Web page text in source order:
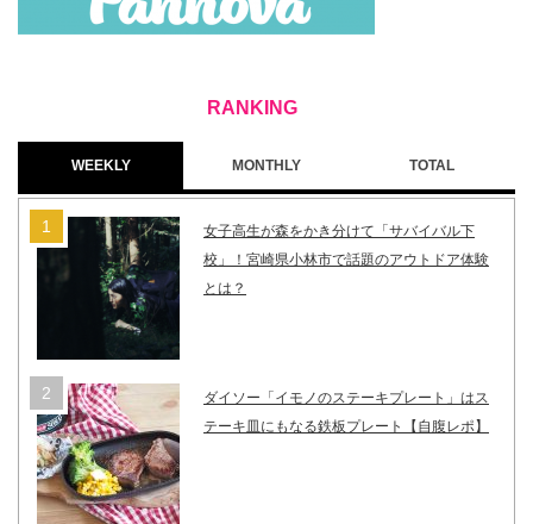
WEEKLY MONTHLY TOTAL
女子高生が森をかき分けて「サバイバル下
校」！宮崎県小林市で話題のアウトドア体験
とは？
ダイソー「イモノのステーキプレート」はス
テーキ皿にもなる鉄板プレート【自腹レポ】